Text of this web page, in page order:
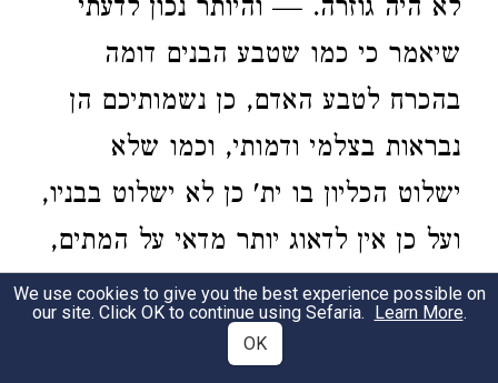
לא היה גוזרה. — והיותר נכון לדעתי
שיאמר כי כמו שטבע הבנים דומה
בהכרח לטבע האדם, כן נשמותיכם הן
נבראות בצלמי ודמותי, וכמו שלא
ישלוט הכליון בו ית' כן לא ישלוט בבניו,
ועל כן אין לדאוג יותר מדאי על המתים,
שגם הם חלקם בחיים כדמות בוראם,
ולשם זה הסכימו מבחר הפילוסופים כי
We use cookies to give you the best experience possible on
our site. Click OK to continue using Sefaria. Learn More.
OK